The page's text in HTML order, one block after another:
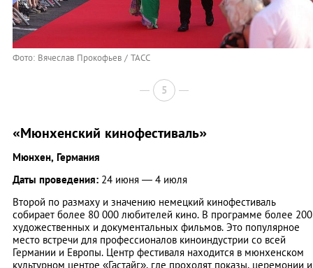
Фото: Вячеслав Прокофьев / ТАСС
5
«Мюнхенский кинофестиваль»
Мюнхен, Германия
Даты проведения: 24 июня — 4 июля
Второй по размаху и значению немецкий кинофестиваль
собирает более 80 000 любителей кино. В программе более 200
художественных и документальных фильмов. Это популярное
место встречи для профессионалов киноиндустрии со всей
Германии и Европы. Центр фестиваля находится в мюнхенском
культурном центре «Гастайг», где проходят показы, церемонии и